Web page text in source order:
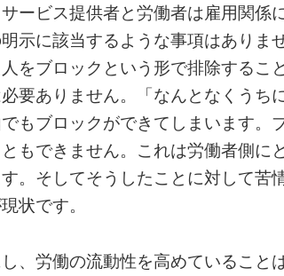
ービス提供者と労働者は雇用関係
示に該当するような事項はありま
をブロックという形で排除するこ
要ありません。「なんとなくうち
もブロックができてしまいます。
もできません。これは労働者側に
。そしてそうしたことに対して苦
状です。
、労働の流動性を高めていること